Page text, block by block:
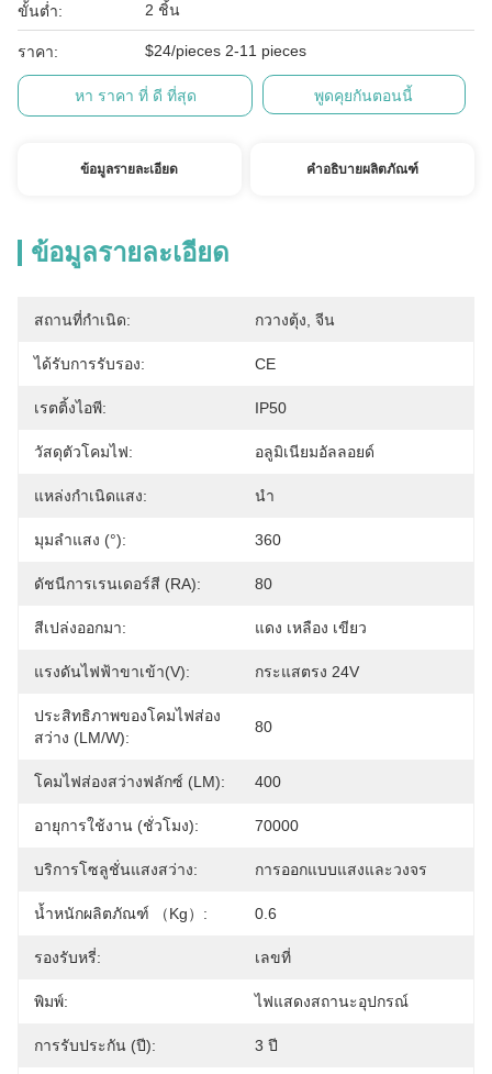
ขั้นต่ำ: 2 ชิ้น
ราคา: $24/pieces 2-11 pieces
หา ราคา ที่ ดี ที่สุด พูดคุยกันตอนนี้
ข้อมูลรายละเอียด คำอธิบายผลิตภัณฑ์
ข้อมูลรายละเอียด
สถานที่กำเนิด: กวางตุ้ง, จีน
ได้รับการรับรอง: CE
เรตติ้งไอพี: IP50
วัสดุตัวโคมไฟ: อลูมิเนียมอัลลอยด์
แหล่งกำเนิดแสง: นำ
มุมลำแสง (°): 360
ดัชนีการเรนเดอร์สี (RA): 80
สีเปล่งออกมา: แดง เหลือง เขียว
แรงดันไฟฟ้าขาเข้า(V): กระแสตรง 24V
ประสิทธิภาพของโคมไฟส่อง
สว่าง (LM/W):
80
โคมไฟส่องสว่างฟลักซ์ (LM): 400
อายุการใช้งาน (ชั่วโมง): 70000
บริการโซลูชั่นแสงสว่าง: การออกแบบแสงและวงจร
น้ำหนักผลิตภัณฑ์ （kg）: 0.6
รองรับหรี่: เลขที่
พิมพ์: ไฟแสดงสถานะอุปกรณ์
การรับประกัน (ปี): 3 ปี